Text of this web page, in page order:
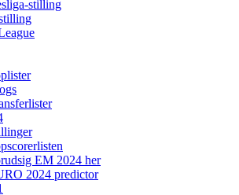
stilling
EM 2024 her
2024 predictor